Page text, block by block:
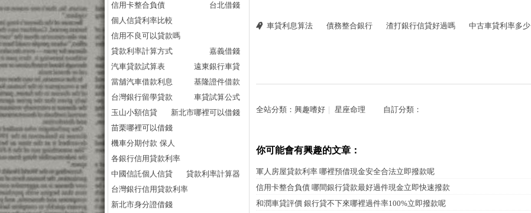
車貸利息算法 債務整合銀行 渣打銀行信貸好過嗎 中古車貸利率多少
全站分類： 興趣嗜好 星座命理 自訂分類：
你可能會有興趣的文章：
軍人房屋貸款利率 哪裡預借現金安全合法立即撥款呢
信用卡整合負債 哪間銀行貸款最好過件現金立即快速撥款
和潤車貸評價 銀行貸不下來哪裡過件率100%立即撥款呢
信用卡整合負債
台北借錢
個人信貸利率比較
信用不良可以貸款嗎
貸款利率計算方式
嘉義借錢
汽車貸款試算表
遠東銀行車貸
當舖汽車借款利息
基隆證件借款
台灣銀行留學貸款
車貸試算公式
玉山小額信貸
新北市哪裡可以借錢
苗栗哪裡可以借錢
機車分期付款 保人
各銀行信用貸款利率
中國信託個人信貸
貸款利率計算器
台灣銀行信用貸款利率
新北市身分證借錢